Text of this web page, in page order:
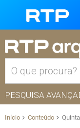
PESQUISA
Início Conteúdo